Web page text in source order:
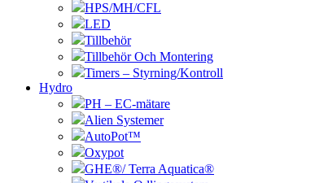
HPS/MH/CFL
LED
Tillbehör
Tillbehör Och Montering
Timers – Styrning/Kontroll
Hydro
PH – EC-mätare
Alien Systemer
AutoPot™
Oxypot
GHE®/ Terra Aquatica®